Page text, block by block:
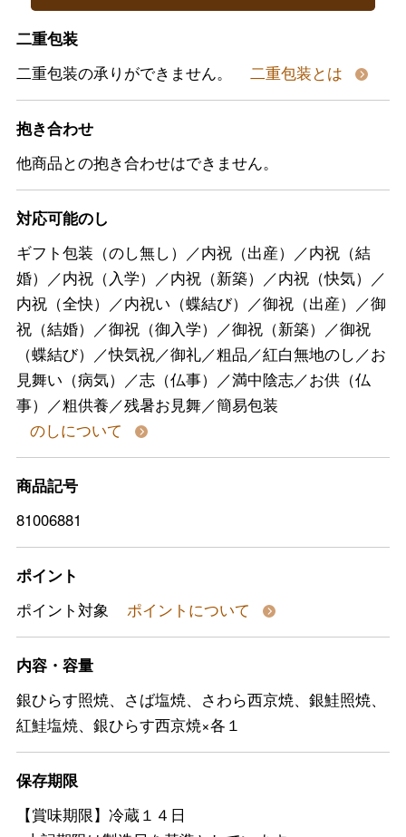
二重包装
二重包装の承りができません。
二重包装とは
抱き合わせ
他商品との抱き合わせはできません。
対応可能のし
ギフト包装（のし無し）／内祝（出産）／内祝（結
婚）／内祝（入学）／内祝（新築）／内祝（快気）／
内祝（全快）／内祝い（蝶結び）／御祝（出産）／御
祝（結婚）／御祝（御入学）／御祝（新築）／御祝
（蝶結び）／快気祝／御礼／粗品／紅白無地のし／お
見舞い（病気）／志（仏事）／満中陰志／お供（仏
事）／粗供養／残暑お見舞／簡易包装
のしについて
商品記号
81006881
ポイント
ポイント対象
ポイントについて
内容・容量
銀ひらす照焼、さば塩焼、さわら西京焼、銀鮭照焼、
紅鮭塩焼、銀ひらす西京焼×各１
保存期限
【賞味期限】冷蔵１４日